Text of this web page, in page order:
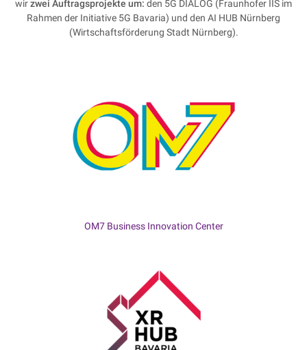
wirzwei Auftragsprojekte um: den 5G DIALOG (Fraunhofer IIS im
Rahmen der Initiative 5G Bavaria) und den AI HUB Nürnberg
(Wirtschaftsförderung Stadt Nürnberg).
OM7 Business Innovation Center